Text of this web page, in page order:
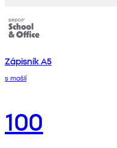
Zápisník A5
s mašlí
100